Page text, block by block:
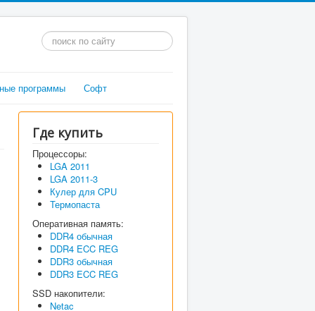
Искать...
программы Софт
Где купить
Процессоры:
LGA 2011
LGA 2011-3
Кулер для CPU
Термопаста
Оперативная память:
DDR4 обычная
DDR4 ECC REG
DDR3 обычная
DDR3 ECC REG
SSD накопители:
Netac